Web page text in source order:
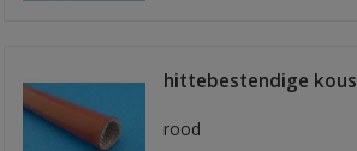
hittebestendige kous
rood